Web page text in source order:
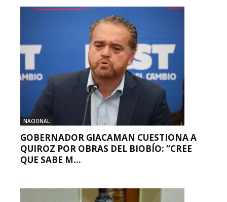
NACIONAL
GOBERNADOR GIACAMAN CUESTIONA A
QUIROZ POR OBRAS DEL BIOBÍO: “CREE
QUE SABE M...